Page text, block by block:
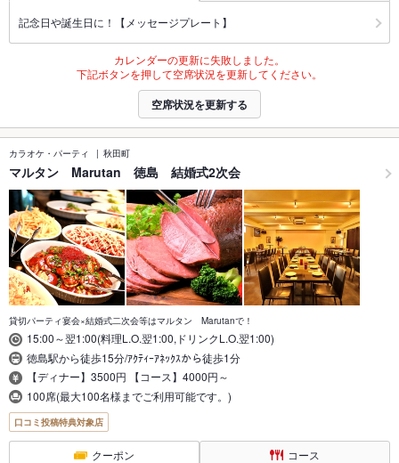
記念日や誕生日に！【メッセージプレート】
カレンダーの更新に失敗しました。
下記ボタンを押して空席状況を更新してください。
空席状況を更新する
カラオケ・パーティ 秋田町
マルタン Marutan 徳島 結婚式2次会
貸切パーティ宴会×結婚式二次会等はマルタン Marutanで！
15:00～翌1:00(料理L.O.翌1:00,ドリンクL.O.翌1:00)
徳島駅から徒歩15分/ｱｸﾃｨｰｱﾈｯｸｽから徒歩1分
【ディナー】3500円 【コース】4000円～
100席(最大100名様までご利用可能です。)
口コミ投稿特典対象店
クーポン コース